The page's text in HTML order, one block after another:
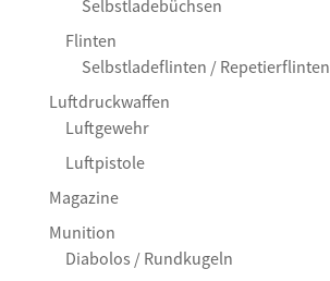
Selbstladebüchsen
Flinten
Selbstladeflinten / Repetierflinten
Luftdruckwaffen
Luftgewehr
Luftpistole
Magazine
Munition
Diabolos / Rundkugeln